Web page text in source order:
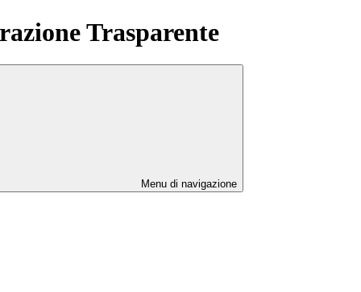
Trasparente
Menu di navigazione